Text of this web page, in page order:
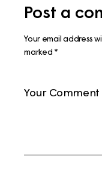
Post a
Your email address
marked *